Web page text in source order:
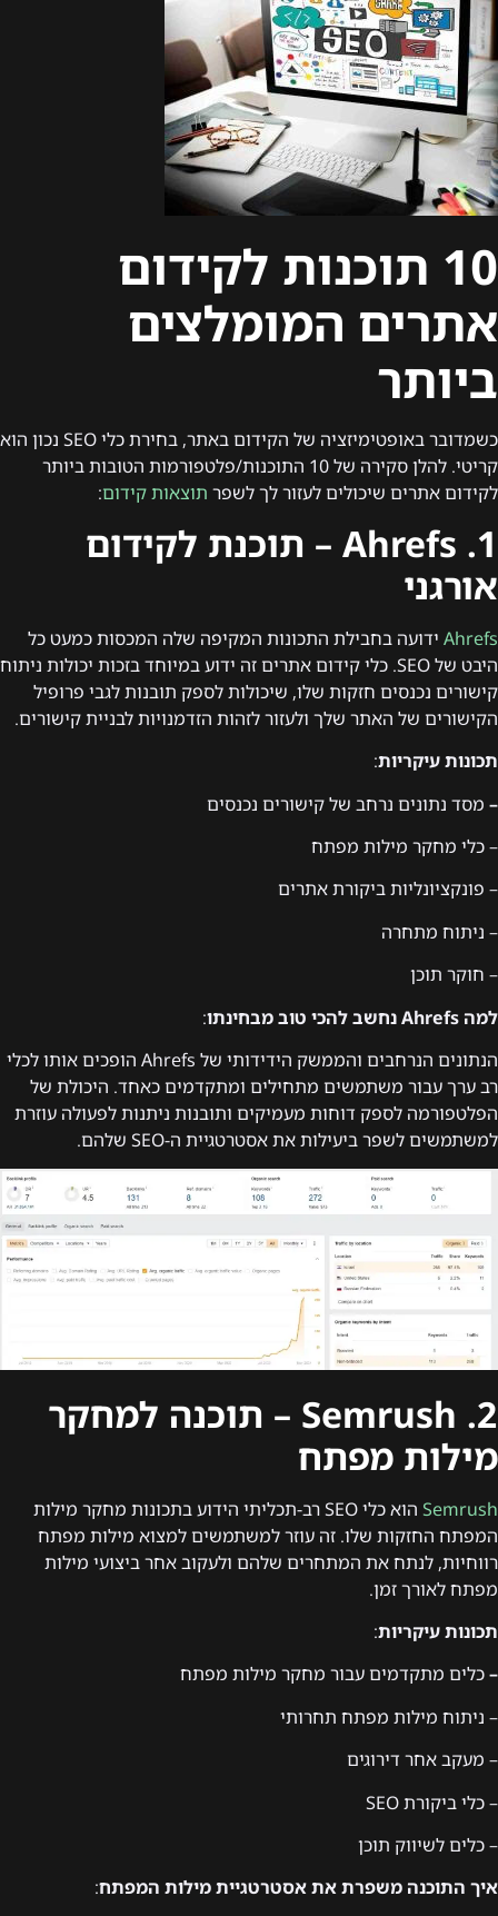
10 תוכנות לקידום
אתרים המומלצים
ביותר
כשמדובר באופטימיזציה של הקידום באתר, בחירת כלי SEO נכון הוא
קריטי. להלן סקירה של 10 התוכנות/פלטפורמות הטובות ביותר
לקידום אתרים שיכולים לעזור לך לשפר תוצאות קידום:
1. Ahrefs – תוכנת לקידום
אורגני
Ahrefs ידועה בחבילת התכונות המקיפה שלה המכסות כמעט כל
היבט של SEO. כלי קידום אתרים זה ידוע במיוחד בזכות יכולות ניתוח
קישורים נכנסים חזקות שלו, שיכולות לספק תובנות לגבי פרופיל
הקישורים של האתר שלך ולעזור לזהות הזדמנויות לבניית קישורים.
תכונות עיקריות:
– מסד נתונים נרחב של קישורים נכנסים
– כלי מחקר מילות מפתח
– פונקציונליות ביקורת אתרים
– ניתוח מתחרה
– חוקר תוכן
למה Ahrefs נחשב להכי טוב מבחינתו
:
הנתונים הנרחבים והממשק הידידותי של Ahrefs הופכים אותו לכלי
רב ערך עבור משתמשים מתחילים ומתקדמים כאחד. היכולת של
הפלטפורמה לספק דוחות מעמיקים ותובנות ניתנות לפעולה עוזרת
למשתמשים לשפר ביעילות את אסטרטגיית ה-SEO שלהם.
2. Semrush – תוכנה למחקר
מילות מפתח
Semrush
הוא כלי SEO רב-תכליתי הידוע בתכונות מחקר מילות
המפתח החזקות שלו. זה עוזר למשתמשים למצוא מילות מפתח
רווחיות, לנתח את המתחרים שלהם ולעקוב אחר ביצועי מילות
מפתח לאורך זמן.
תכונות עיקריות:
–כלים מתקדמים עבור מחקר מילות מפתח
– ניתוח מילות מפתח תחרותי
– מעקב אחר דירוגים
– כלי ביקורת SEO
– כלים לשיווק תוכן
איך התוכנה משפרת את אסטרטגיית מילות המפתח: